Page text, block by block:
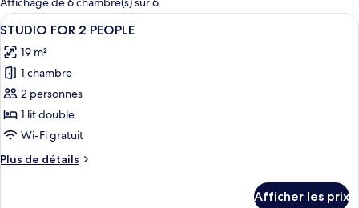
les
chambres
Afficher
toutes
les
photos
pour
ce
type
chambre :
Une chambre d’hôtel moderne
10
STUDIO FOR 2 PEOPLE
19 m²
1 chambre
2 personnes
1 lit double
Wi-Fi gratuit
Plus de détails
Plus
Afficher les prix